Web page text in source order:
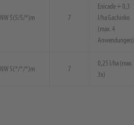
NW 5(5/5/*)m 7
Enicade + 0,3
l/ha Gachinko
(max. 4
Anwendungen)
NW 5(*/*/*)m 7
0,25 l/ha (max.
3x)